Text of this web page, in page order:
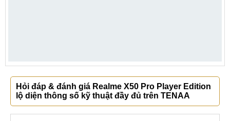
Hỏi đáp & đánh giá Realme X50 Pro Player Edition
lộ diện thông số kỹ thuật đầy đủ trên TENAA